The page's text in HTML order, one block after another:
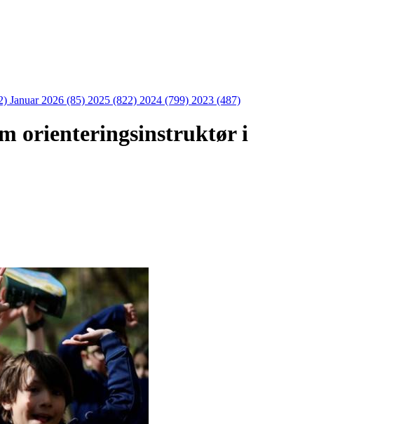
Januar 2026 (85) 2025 (822) 2024 (799) 2023 (487)
orienteringsinstruktør i